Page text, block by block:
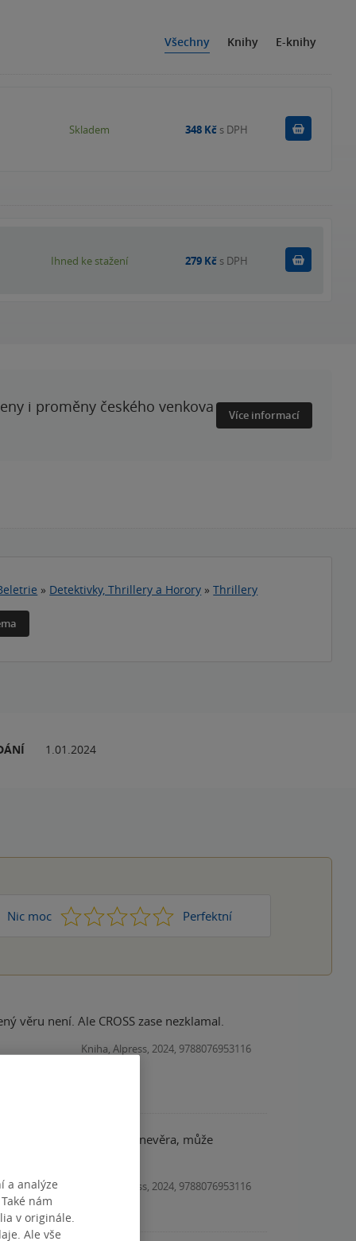
Všechny Knihy E-knihy
Skladem 348 Kč s DPH
Ihned ke stažení 279 Kč s DPH Koupit
i proměny českého venkova
Více informací
» Detektivky, Thrillery a Horory »Thrillery
1.01.2024
Nic moc 1 2 3 4 Perfektní
5
věru není. Ale CROSS zase nezklamal.
Kniha, Alpress, 2024, 9788076953116
z počátku vypadá jako nevěra, může
Kniha, Alpress, 2024, 9788076953116
a analýze
nám
v originále.
Ale vše